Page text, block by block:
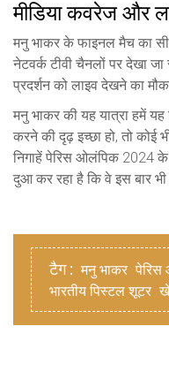
मीडिया कवरेज और
मनु भाकर के फाइनल मैच का
नेटवर्क टीवी चैनलों पर देखा
प्रदर्शन को लाइव देखने का
मनु भाकर की यह यात्रा हमें
करने की दृढ़ इच्छा हो, तो कोई
निगाहें पेरिस ओलंपिक 2024
दुआ कर रहा है कि वे इस बार
टैग : मनु भाकर
भारतीय पिस्टल शूटर